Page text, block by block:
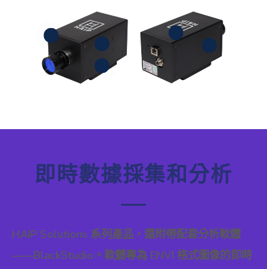
標準 C 介面鏡頭
VNIR (500 - 1000 nm)
智慧高光譜推掃相機
即時數據採集和分析
HAIP Solutions 系列產品，還附帶配套分析軟體
——BlackStudio。軟體專為 ENVI 格式圖像的即時